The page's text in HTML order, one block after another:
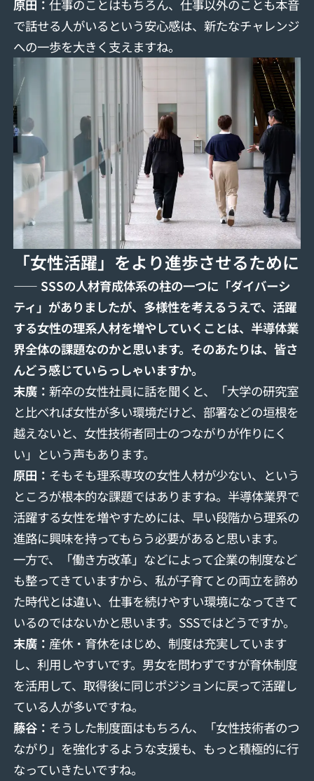
原田：仕事のことはもちろん、仕事以外のことも本音
で話せる⼈がいるという安心感は、新たなチャレンジ
への一歩を大きく支えますね。
「女性活躍」をより進歩させるために
―― SSSの人材育成体系の柱の一つに「ダイバーシ
ティ」がありましたが、多様性を考えるうえで、活躍
する女性の理系人材を増やしていくことは、半導体業
界全体の課題なのかと思います。そのあたりは、皆さ
んどう感じていらっしゃいますか。
末廣：新卒の女性社員に話を聞くと、「大学の研究室
と⽐べれば⼥性が多い環境だけど、部署などの垣根を
越えないと、女性技術者同士のつながりが作りにく
い」という声もあります。
原田： そもそも理系専攻の⼥性人材が少ない、という
ところが根本的な課題ではありますね。半導体業界で
活躍する女性を増やすためには、早い段階から理系の
進路に興味を持ってもらう必要があると思います。
一方で、「働き方改革」などによって企業の制度など
も整ってきていますから、私が子育てとの両立を諦め
た時代とは違い、仕事を続けやすい環境になってきて
いるのではないかと思います。SSSではどうですか。
末廣： 産休・育休をはじめ、制度は充実しています
し、利用しやすいです。男女を問わずですが育休制度
を活用して、取得後に同じポジションに戻って活躍し
ている人が多いですね。
藤⾕ ： そうした制度面はもちろん、「女性技術者のつ
ながり」を強化するような支援も、もっと積極的に行
なっていきたいですね。